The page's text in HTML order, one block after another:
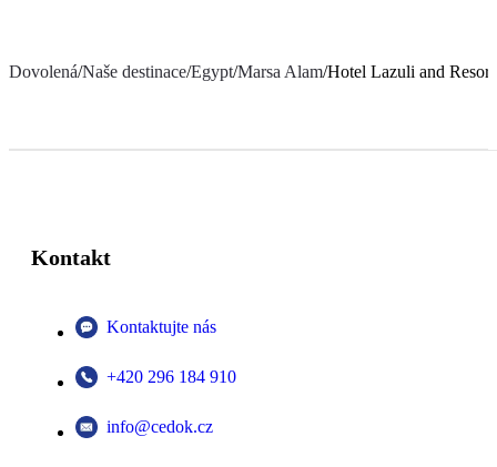
Dovolená/Naše destinace/Egypt/Marsa Alam/Hotel Lazuli and Resort
Kontakt
Kontaktujte nás
+420 296 184 910
info@cedok.cz